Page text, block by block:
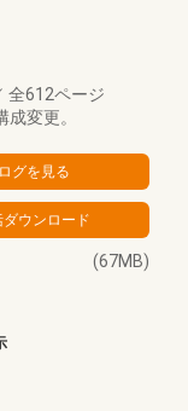
全612ページ
変更。
(67MB)